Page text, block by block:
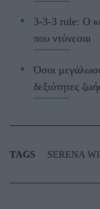
3-3-3 rule: Ο
που ντύνεσαι
Όσοι
δεξιότητες
TAGS SERENA